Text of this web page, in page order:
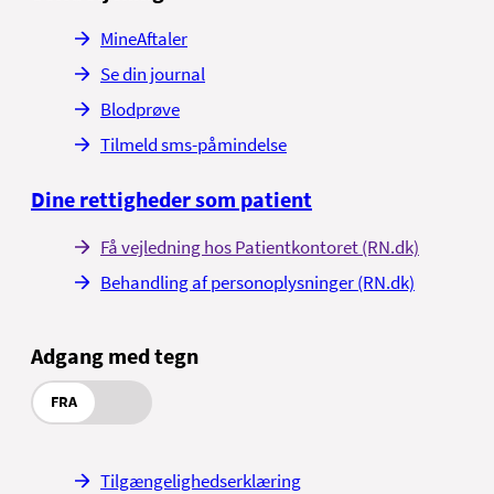
Sådan laver du øvelser for musklerne på
lårets inderside og for de skrå
MineAftaler
Se din journal
Blodprøve
Tilmeld sms-påmindelse
Dine rettigheder som patient
Få vejledning hos Patientkontoret (RN.dk)
Behandling af personoplysninger (RN.dk)
Adgang med tegn
FRA
Tilgængelighedserklæring